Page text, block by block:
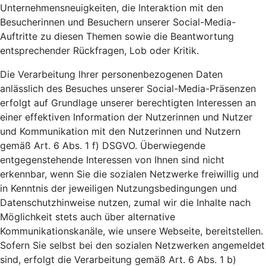
Unternehmensneuigkeiten, die Interaktion mit den
Besucherinnen und Besuchern unserer Social-Media-
Auftritte zu diesen Themen sowie die Beantwortung
entsprechender Rückfragen, Lob oder Kritik.
Die Verarbeitung Ihrer personenbezogenen Daten
anlässlich des Besuches unserer Social-Media-Präsenzen
erfolgt auf Grundlage unserer berechtigten Interessen an
einer effektiven Information der Nutzerinnen und Nutzer
und Kommunikation mit den Nutzerinnen und Nutzern
gemäß Art. 6 Abs. 1 f) DSGVO. Überwiegende
entgegenstehende Interessen von Ihnen sind nicht
erkennbar, wenn Sie die sozialen Netzwerke freiwillig und
in Kenntnis der jeweiligen Nutzungsbedingungen und
Datenschutzhinweise nutzen, zumal wir die Inhalte nach
Möglichkeit stets auch über alternative
Kommunikationskanäle, wie unsere Webseite, bereitstellen.
Sofern Sie selbst bei den sozialen Netzwerken angemeldet
sind, erfolgt die Verarbeitung gemäß Art. 6 Abs. 1 b)